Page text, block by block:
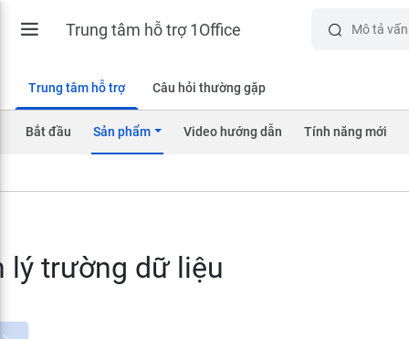
Trung tâm hỗ trợ 1Office
Trung tâm hỗ trợ Câu hỏi thường gặp
Bắt đầu Sản phẩm Video hướng dẫn Tính năng mới
lý trường dữ liệu